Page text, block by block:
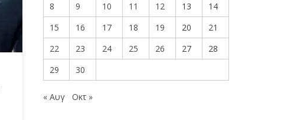
8
9 10 11 12 13
14
15
16 17 18 19 20
21
22
23 24 25 26 27
28
29
30
« Αυγ Οκτ »